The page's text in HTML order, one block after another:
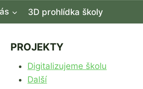
3D prohlídka školy
PROJEKTY
Digitalizujeme školu
Další